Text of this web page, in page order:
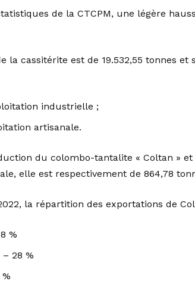
de la CTCPM, une légère
la cassitérite est de 19.532,55 tonnes et
industrielle ;
artisanale.
du colombo-tantalite « Coltan »
elle est respectivement de 864,78
la répartition des exportations de
%
28 %